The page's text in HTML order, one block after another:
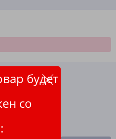
будет
со